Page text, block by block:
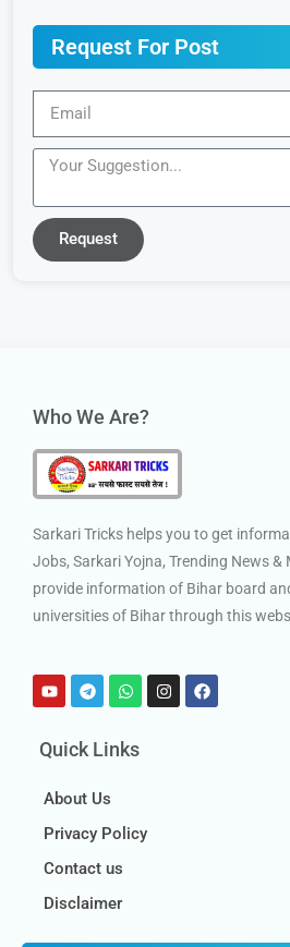
Request For Post
Request
Who We Are?
Sarkari Tricks helps you to get
Jobs, Sarkari Yojna, Trending News &
provide information of Bihar board
universities of Bihar through this
Quick Links
About Us
Privacy Policy
Contact us
Disclaimer